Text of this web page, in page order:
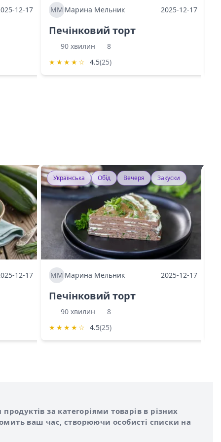
12-17 МММарина Мельник 2025-12-17
Печінковий торт
90 хвилин
8
★ ★ ★ ★ ☆ 4.5(25)
12-17
Українська Обід Вечеря Закуски
МММарина Мельник 2025-12-17
Печінковий торт
90 хвилин
8
★ ★ ★ ★ ☆ 4.5(25)
за категоріями товарів в різних
ваш час, створюючи особисті списки на